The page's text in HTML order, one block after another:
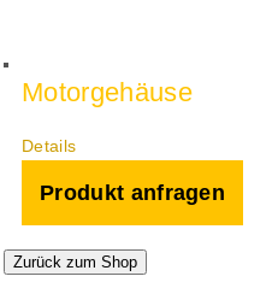
Motorgehäuse
Details
Produkt anfragen
Zurück zum Shop